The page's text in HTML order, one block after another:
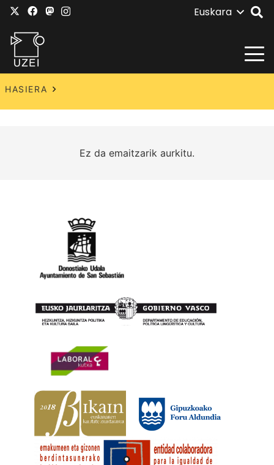
Euskara
HASIERA
Ez da emaitzarik aurkitu.